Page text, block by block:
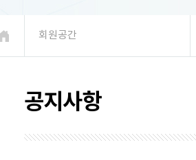
회원공간
공지사항